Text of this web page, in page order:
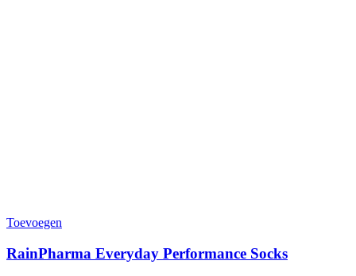
Toevoegen
RainPharma Everyday Performance Socks